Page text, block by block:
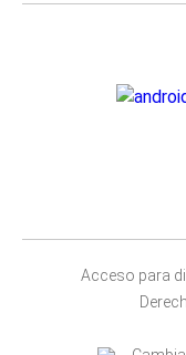
Acceso para